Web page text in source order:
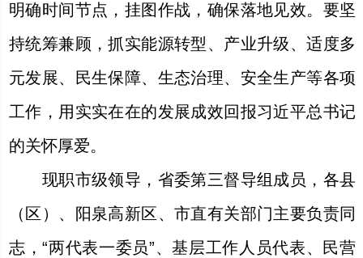
明确时间节点，挂图作战，确保落地见效。要坚
持统筹兼顾，抓实能源转型、产业升级、适度多
元发展、民生保障、生态治理、安全生产等各项
工作，用实实在在的发展成效回报习近平总书记
的关怀厚爱。
现职市级领导，省委第三督导组成员，各县
（区）、阳泉高新区、市直有关部门主要负责同
志，“两代表一委员”、基层工作人员代表、民营